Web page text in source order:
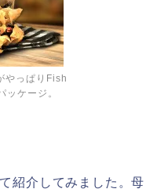
やっぱりFish
ケージ。
紹介してみました。母